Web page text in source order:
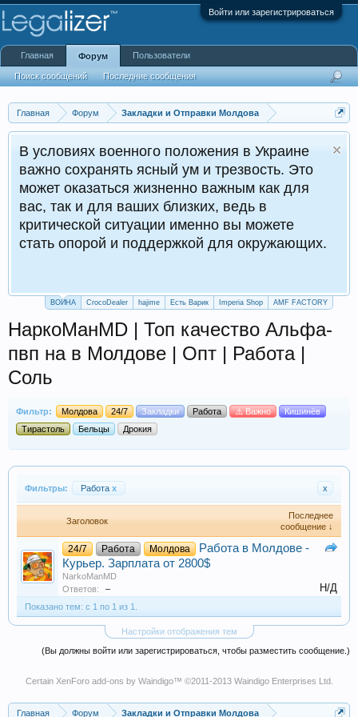
Войти или зарегистрироваться
Главная Форум Закладки и Отправки Молдова
В условиях военного положения в Украине
важно сохранять ясный ум и трезвость. Это
может оказаться жизненно важным как для
вас, так и для ваших близких, ведь в
критической ситуации именно вы можете
стать опорой и поддержкой для окружающих.
ВОЙНА CrocoDealer hajime Есть Варик Imperia Shop AMF FACTORY
НаркоМанMD | Топ качество Альфа-
пвп на в Молдове | Опт | Работа |
Соль
Фильтр: Молдова 24/7 Закладки Работа ⚠️ Важно
Кишинёв
Тирастоль
Бельцы Дрокия
Фильтры: Работа x x
Заголовок
Последнее
сообщение ↓
24/7 Работа Молдова
Работа в Молдове -
Курьер. Зарплата от 2800$
NarkoManMD
Ответов:
– Н/Д
Показано тем: с 1 по 1 из 1.
Настройки отображения тем
(Вы должны войти или зарегистрироваться, чтобы разместить сообщение.)
Certain XenForo add-ons by Waindigo™ ©2011-2013 Waindigo Enterprises Ltd.
Главная Форум Закладки и Отправки Молдова
Главная Форум
Поиск сообщений Последние сообщения
Пользователи